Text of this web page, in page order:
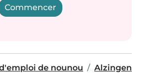
Commencer
de nounou Alzingen